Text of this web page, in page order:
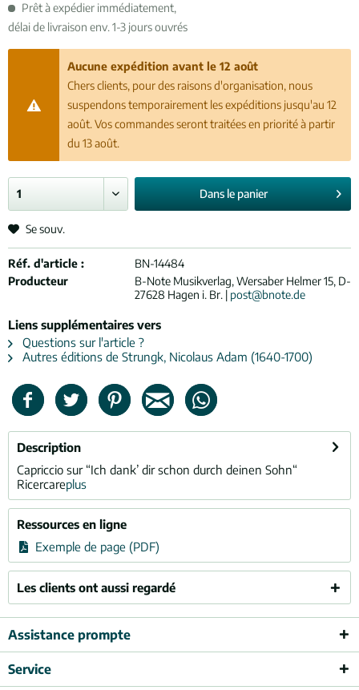
Prêt à expédier immédiatement,
délai de livraison env. 1-3 jours ouvrés
Aucune expédition avant le 12 août
Chers clients, pour des raisons d'organisation, nous
suspendons temporairement les expéditions jusqu'au 12
août. Vos commandes seront traitées en priorité à partir
du 13 août.
Dans le panier
Se souv.
Réf. d'article :
BN-14484
Producteur
B-Note Musikverlag, Wersaber Helmer 15, D-
27628 Hagen i. Br. | post@bnote.de
Liens supplémentaires vers
Questions sur l'article ?
Autres éditions de Strungk, Nicolaus Adam (1640-1700)
Description
Capriccio sur “Ich dank’ dir schon durch deinen Sohn“
Ricercareplus
Ressources en ligne
Exemple de page (PDF)
Les clients ont aussi regardé
Assistance prompte
Service